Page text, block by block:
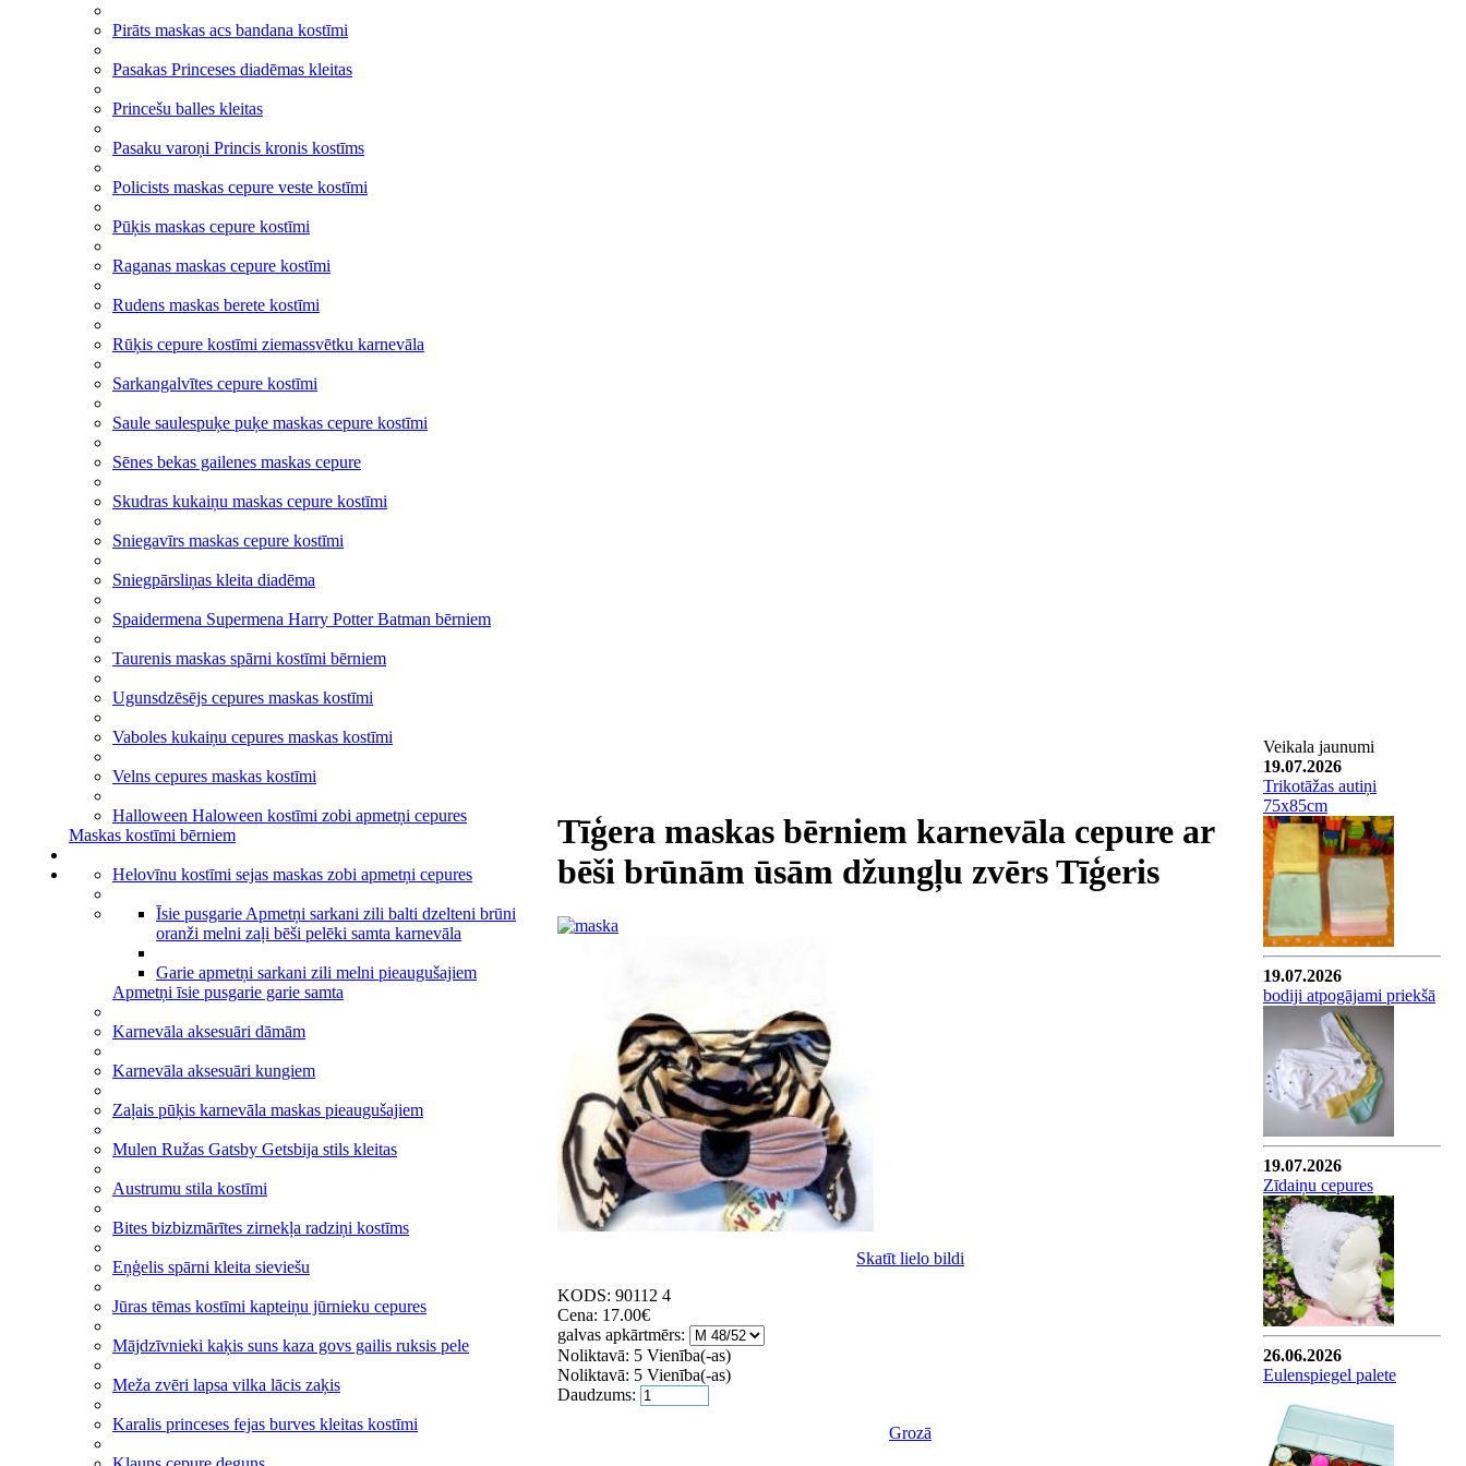
Pirāts maskas acs bandana kostīmi
Pasakas Princeses diadēmas kleitas
Princešu balles kleitas
Pasaku varoņi Princis kronis kostīms
Policists maskas cepure veste kostīmi
Pūķis maskas cepure kostīmi
Raganas maskas cepure kostīmi
Rudens maskas berete kostīmi
Rūķis cepure kostīmi ziemassvētku karnevāla
Sarkangalvītes cepure kostīmi
Saule saulespuķe puķe maskas cepure kostīmi
Sēnes bekas gailenes maskas cepure
Skudras kukaiņu maskas cepure kostīmi
Sniegavīrs maskas cepure kostīmi
Sniegpārsliņas kleita diadēma
Spaidermena Supermena Harry Potter Batman bērniem
Taurenis maskas spārni kostīmi bērniem
Ugunsdzēsējs cepures maskas kostīmi
Vaboles kukaiņu cepures maskas kostīmi
Velns cepures maskas kostīmi
Halloween Haloween kostīmi zobi apmetņi cepures
Maskas kostīmi bērniem
Helovīnu kostīmi sejas maskas zobi apmetņi cepures
Īsie pusgarie Apmetņi sarkani zili balti dzelteni brūni
oranži melni zaļi bēši pelēki samta karnevāla
Garie apmetņi sarkani zili melni pieaugušajiem
Apmetņi īsie pusgarie garie samta
Karnevāla aksesuāri dāmām
Karnevāla aksesuāri kungiem
Zaļais pūķis karnevāla maskas pieaugušajiem
Mulen Ružas Gatsby Getsbija stils kleitas
Austrumu stila kostīmi
Bites bizbizmārītes zirnekļa radziņi kostīms
Eņģelis spārni kleita sieviešu
Jūras tēmas kostīmi kapteiņu jūrnieku cepures
Mājdzīvnieki kaķis suns kaza govs gailis ruksis pele
Meža zvēri lapsa vilka lācis zaķis
Karalis princeses fejas burves kleitas kostīmi
Tīģera maskas bērniem karnevāla cepure ar
bēši brūnām ūsām džungļu zvērs Tīģeris
Skatīt lielo bildi
KODS: 90112 4
Cena: 17.00€
galvas apkārtmērs:
Noliktavā: 5 Vienība(-as)
Noliktavā: 5 Vienība(-as)
Daudzums:
Grozā
Veikala jaunumi
19.07.2026
Trikotāžas autiņi
75x85cm
19.07.2026
bodiji atpogājami priekšā
19.07.2026
Zīdaiņu cepures
26.06.2026
Eulenspiegel palete